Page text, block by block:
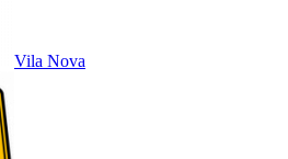
Vila Nova